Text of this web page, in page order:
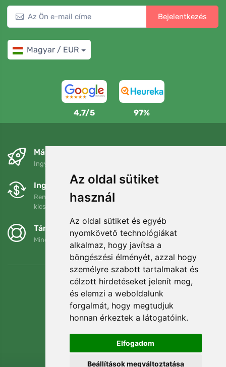
Az oldal sütiket
használ
Az oldal sütiket és egyéb
nyomkövető technológiákat
alkalmaz, hogy javítsa a
böngészési élményét, azzal hogy
személyre szabott tartalmakat és
célzott hirdetéseket jelenít meg,
és elemzi a weboldalunk
forgalmát, hogy megtudjuk
honnan érkeztek a látogatóink.
Elfogadom
Beállítások megváltoztatása
Bejelentkezés
Magyar / EUR
4,7/5 97%
Másnapra és ingyenesen
Ingyenes szállítás a következő összeg felett: 80 EUR
Ingyenes csere és visszaküldés
Rendelését 90 napon belül bármikor visszaküldheti vagy
kicserélheti.
Támogatjuk a Trees.org-ot
Minden megrendelésért ültetünk egy fát! Bővebben